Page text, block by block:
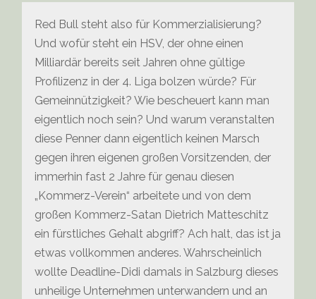
Red Bull steht also für Kommerzialisierung?
Und wofür steht ein HSV, der ohne einen
Milliardär bereits seit Jahren ohne gültige
Profilizenz in der 4. Liga bolzen würde? Für
Gemeinnützigkeit? Wie bescheuert kann man
eigentlich noch sein? Und warum veranstalten
diese Penner dann eigentlich keinen Marsch
gegen ihren eigenen großen Vorsitzenden, der
immerhin fast 2 Jahre für genau diesen
„Kommerz-Verein“ arbeitete und von dem
großen Kommerz-Satan Dietrich Matteschitz
ein fürstliches Gehalt abgriff? Ach halt, das ist ja
etwas vollkommen anderes. Wahrscheinlich
wollte Deadline-Didi damals in Salzburg dieses
unheilige Unternehmen unterwandern und an